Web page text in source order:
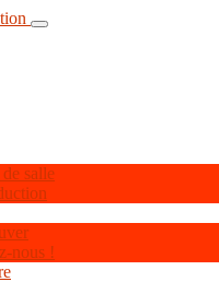
Toggle navigation
salle
nous !